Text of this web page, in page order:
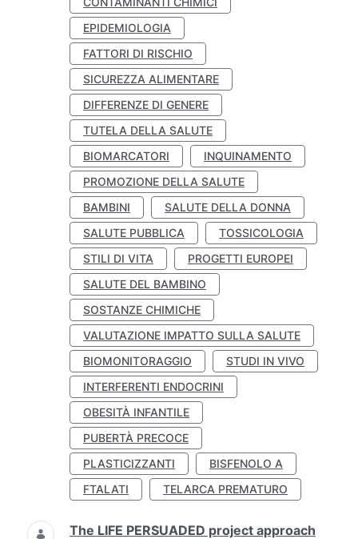
EPIDEMIOLOGIA
FATTORI DI RISCHIO
SICUREZZA ALIMENTARE
DIFFERENZE DI GENERE
TUTELA DELLA SALUTE
BIOMARCATORI
INQUINAMENTO
PROMOZIONE DELLA SALUTE
BAMBINI
SALUTE DELLA DONNA
SALUTE PUBBLICA
TOSSICOLOGIA
STILI DI VITA
PROGETTI EUROPEI
SALUTE DEL BAMBINO
SOSTANZE CHIMICHE
VALUTAZIONE IMPATTO SULLA SALUTE
BIOMONITORAGGIO
STUDI IN VIVO
INTERFERENTI ENDOCRINI
OBESITÀ INFANTILE
PUBERTÀ PRECOCE
PLASTICIZZANTI
BISFENOLO A
FTALATI
TELARCA PREMATURO
The LIFE PERSUADED project approach